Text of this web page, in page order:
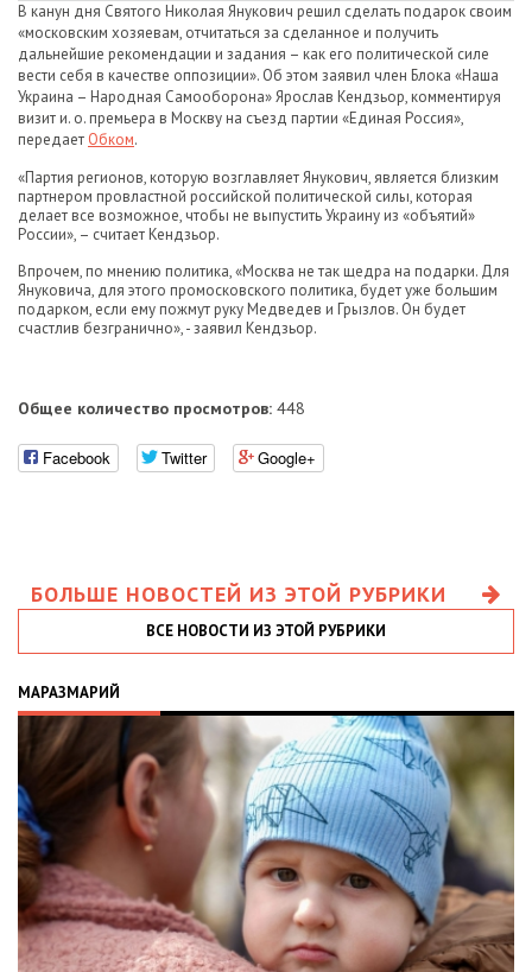
В канун дня Святого Николая Янукович решил сделать подарок своим
«московским хозяевам, отчитаться за сделанное и получить
дальнейшие рекомендации и задания – как его политической силе
вести себя в качестве оппозиции». Об этом заявил член Блока «Наша
Украина – Народная Самооборона» Ярослав Кендзьор, комментируя
визит и. о. премьера в Москву на съезд партии «Единая Россия»,
передает Обком.
«Партия регионов, которую возглавляет Янукович, является близким
партнером провластной российской политической силы, которая
делает все возможное, чтобы не выпустить Украину из «объятий»
России», – считает Кендзьор.
Впрочем, по мнению политика, «Москва не так щедра на подарки. Для
Януковича, для этого промосковского политика, будет уже большим
подарком, если ему пожмут руку Медведев и Грызлов. Он будет
счастлив безгранично», - заявил Кендзьор.
Общее количество просмотров: 448
Facebook Twitter Google+
БОЛЬШЕ НОВОСТЕЙ ИЗ ЭТОЙ РУБРИКИ
ВСЕ НОВОСТИ ИЗ ЭТОЙ РУБРИКИ
МАРАЗМАРИЙ